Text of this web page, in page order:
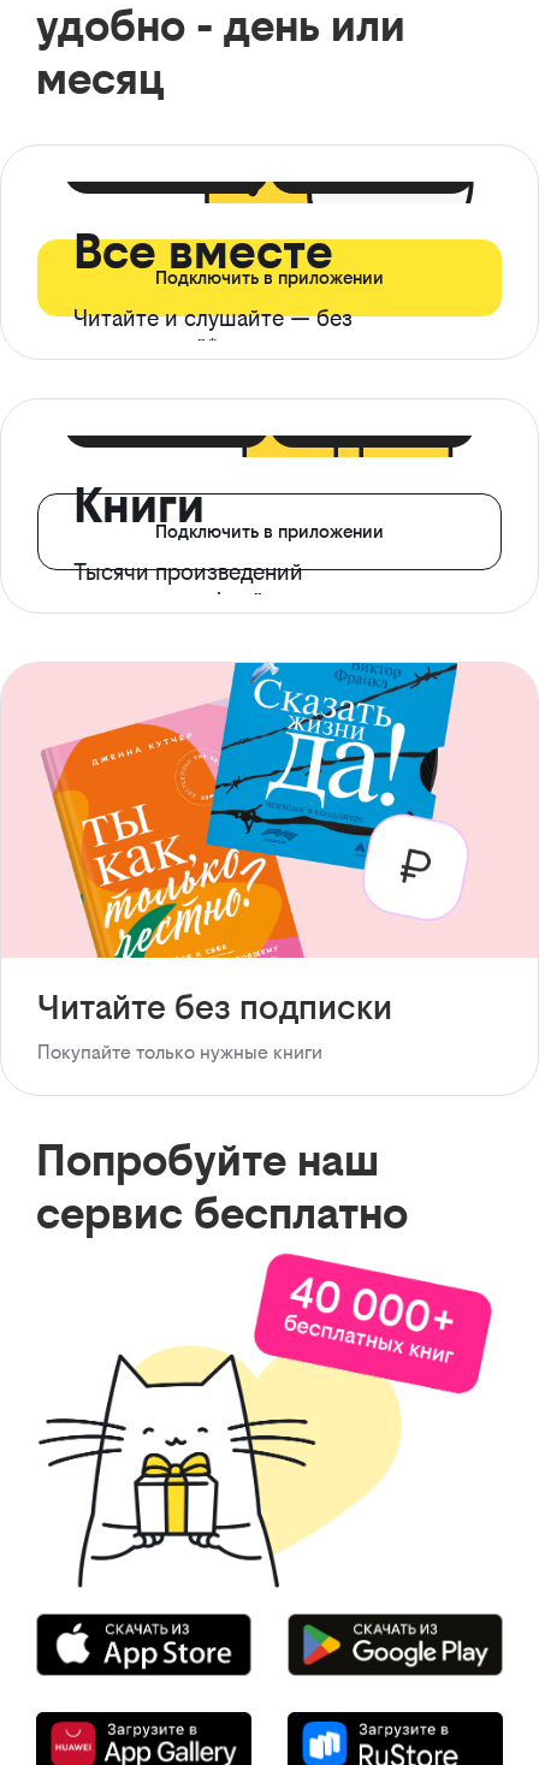
удобно - день или
месяц
Все вместе
Читайте и слушайте — без
ограничений*
Подключить в приложении
Книги
Тысячи произведений
с доступом офлайн
Подключить в приложении
Читайте без подписки
Покупайте только нужные книги
Попробуйте наш
сервис бесплатно